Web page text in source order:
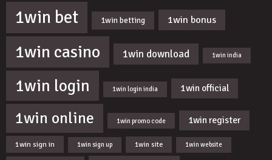
1win bet 1win betting 1win bonus
1win casino 1win download 1win india
1win login 1win login india 1win official
1win online 1win promo code 1win register
1win sign in 1win sign up 1win site 1win website